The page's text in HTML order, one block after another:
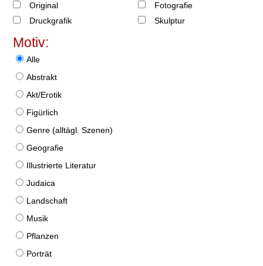
Original
Druckgrafik
Fotografie
Skulptur
Motiv:
Alle
Abstrakt
Akt/Erotik
Figürlich
Genre (alltägl. Szenen)
Geografie
Illustrierte Literatur
Judaica
Landschaft
Musik
Pflanzen
Porträt